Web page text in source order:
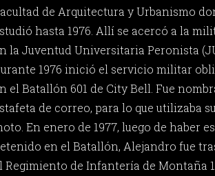
de Arquitectura y Urbanismo
hasta 1976. Allí se acercó a la
la Juventud Universitaria Peronista
1976 inició el servicio militar
el Batallón 601 de City Bell. Fue
de correo, para lo que utilizaba
En enero de 1977, luego de haber
en el Batallón, Alejandro fue
Regimiento de Infantería de Montaña